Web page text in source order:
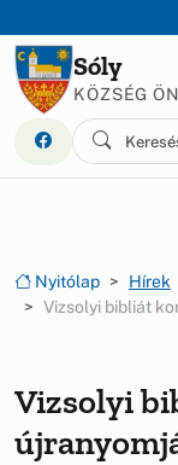
Sóly
KÖZSÉG
Nyitólap Hírek
Vizsolyi bibliát
Vizsolyi